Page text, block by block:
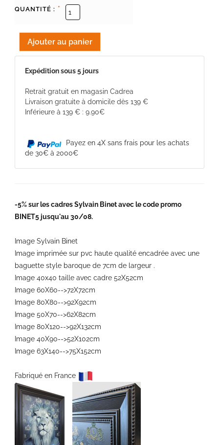
QUANTITÉ : *
Expédition sous 5 jours
Retrait gratuit en magasin Cadrea
Livraison gratuite à domicile dès 139 €
Inférieure à 139 € : 9.90€
Payez en 4X sans frais pour les achats
de 30€ à 2000€
-5% sur les cadres Sylvain Binet avec le code promo
BINET5 jusqu'au 30/08.
Image Sylvain Binet
Image imprimée sur pvc haute qualité encadrée avec une
baguette style baroque de 7cm de largeur .
Image 40x40 taille avec cadre 52X52cm
Image 60X60-->72X72cm
Image 80X80-->92X92cm
Image 50X70-->62X82cm
Image 80X120-->92X132cm
Image 40X90-->52X102cm
Image 63X140-->75X152cm
Fabriqué en France